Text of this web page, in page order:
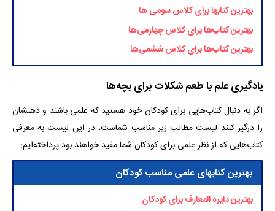
بهترین کتابها برای کلاس سومی ها
بهترین کتاب‌ها برای کلاس چهارمی‌ها
بهترین کتاب‌ها برای کلاس ششمی‌ها
یادگیری علم با طعم شکلات برای بچه‌ها
اگر به دنبال کتاب‌هایی برای کودکان خود هستید که علمی باشند و ذهنشان
را درگیر کنند لیست مطالب زیر مناسب شماست، در این لیست به معرفی
کتاب‌هایی که از نظر علمی برای کودکان شما مفید خواهند بود پرداخته‌ایم:
بهترین کتابهای علمی مناسب کودکان
بهترین دایره المعارف برای کودکان